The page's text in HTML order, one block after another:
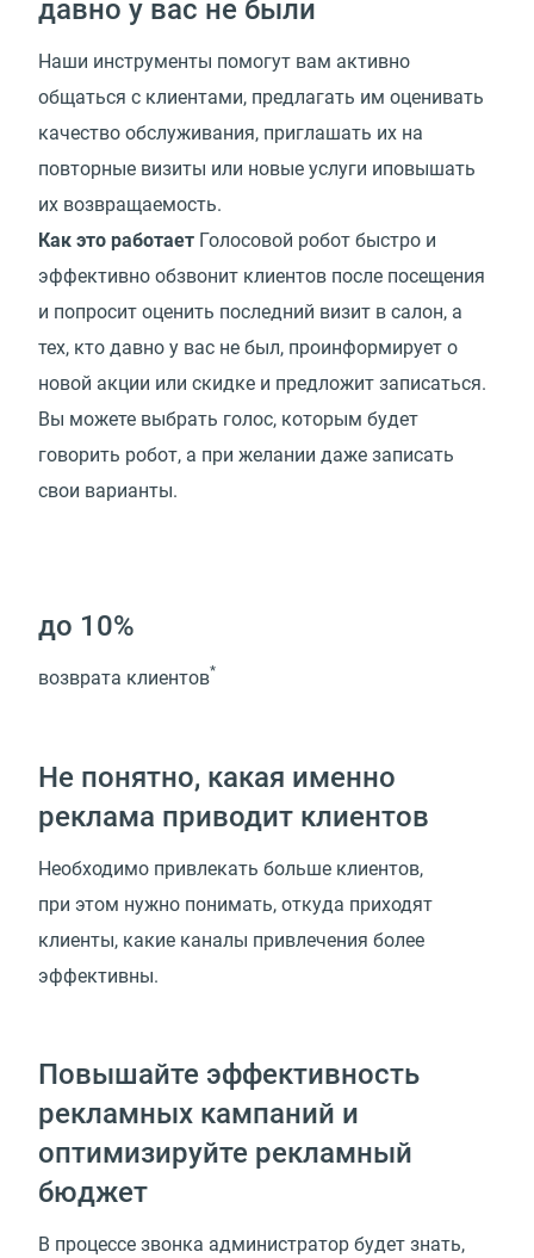
давно у вас не были
Наши инструменты помогут вам активно
общаться с клиентами, предлагать им оценивать
качество обслуживания, приглашать их на
повторные визиты или новые услуги иповышать
их возвращаемость.
Как это работает Голосовой робот быстро и
эффективно обзвонит клиентов после посещения
и попросит оценить последний визит в салон, а
тех, кто давно у вас не был, проинформирует о
новой акции или скидке и предложит записаться.
Вы можете выбрать голос, которым будет
говорить робот, а при желании даже записать
свои варианты.
до 10%
возврата клиентов*
Не понятно, какая именно
реклама приводит клиентов
Необходимо привлекать больше клиентов,
при этом нужно понимать, откуда приходят
клиенты, какие каналы привлечения более
эффективны.
Повышайте эффективность
рекламных кампаний и
оптимизируйте рекламный
бюджет
В процессе звонка администратор будет знать,